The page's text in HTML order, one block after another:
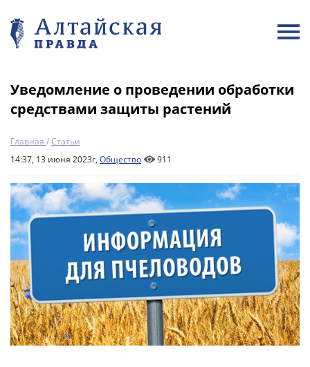
Уведомление о проведении обработки
средствами защиты растений
Главная /Статьи
14:37, 13 июня 2023г, Общество 911